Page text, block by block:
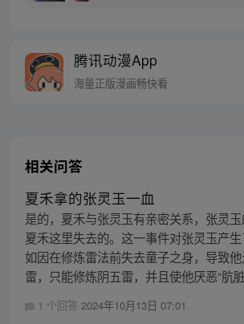
密，张楚岚的生活被彻底颠
同踏上“异人”之旅。
腾讯动漫App
海量正版漫画畅快看
相关问答
夏禾拿的张灵玉一血
是的，夏禾与张灵玉有亲密关系，张灵
夏禾这里失去的。这一事件对张灵玉产
如因在修炼雷法前失去童子之身，导致
雷，只能修炼阴五雷，并且使他厌恶“肮
1 个回答 2024年10月13日 07:01